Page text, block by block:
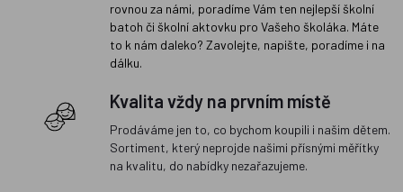
rovnou za námi, poradíme Vám ten nejlepší školní
batoh či školní aktovku pro Vašeho školáka. Máte
to k nám daleko? Zavolejte, napište, poradíme i na
dálku.
Kvalita vždy na prvním místě
Prodáváme jen to, co bychom koupili i našim dětem.
Sortiment, který neprojde našimi přísnými měřítky
na kvalitu, do nabídky nezařazujeme.